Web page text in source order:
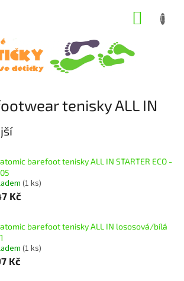
tenisky ALL IN
barefoot tenisky ALL IN STARTER ECO -
(1 ks)
Kč
barefoot tenisky ALL IN lososová/bílá
(1 ks)
Kč